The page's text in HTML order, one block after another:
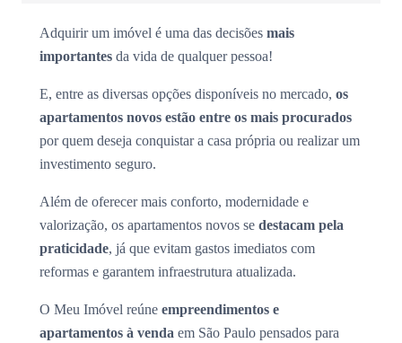
Adquirir um imóvel é uma das decisões mais
importantes da vida de qualquer pessoa!
E, entre as diversas opções disponíveis no mercado, os
apartamentos novos estão entre os mais procurados
por quem deseja conquistar a casa própria ou realizar um
investimento seguro.
Além de oferecer mais conforto, modernidade e
valorização, os apartamentos novos se destacam pela
praticidade, já que evitam gastos imediatos com
reformas e garantem infraestrutura atualizada.
O Meu Imóvel reúne empreendimentos e
apartamentos à venda em São Paulo pensados para